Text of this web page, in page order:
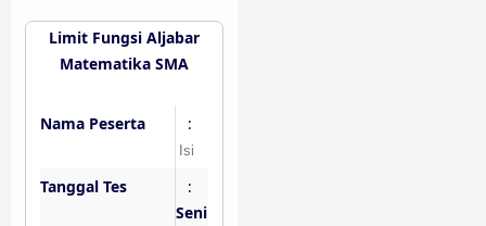
Limit Fungsi Aljabar
Matematika SMA
Nama Peserta :
Tanggal Tes
:
Seni